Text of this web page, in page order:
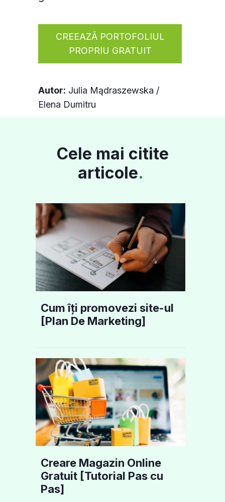
CREEAZĂ PORTOFOLIUL
PROPRIU GRATUIT
Autor: Julia Mądraszewska /
Elena Dumitru
Cele mai citite
articole.
Cum îți promovezi site-ul
[Plan De Marketing]
Creare Magazin Online
Gratuit [Tutorial Pas cu
Pas]